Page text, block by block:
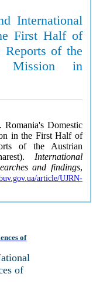
International
First Half of
Reports of the
Mission in
Domestic
in the First Half of
of the Austrian
International
and findings,
article/UJRN-
of
of